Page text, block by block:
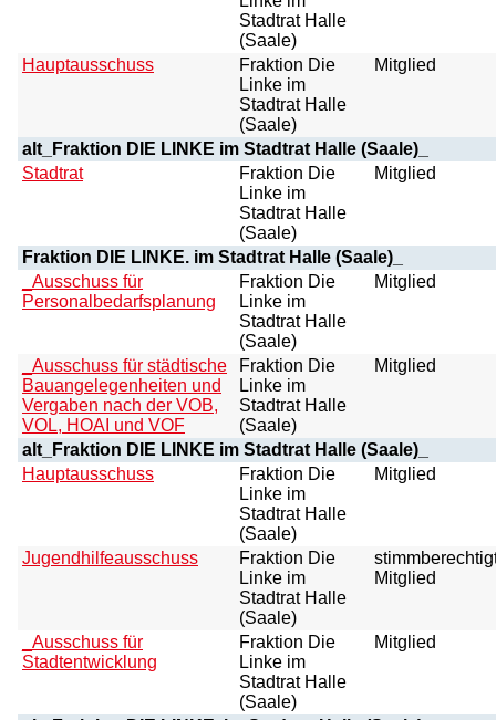
Stadtrat Halle
(Saale)
Hauptausschuss
Fraktion Die
Linke im
Stadtrat Halle
(Saale)
Mitglied
alt_Fraktion DIE LINKE im Stadtrat Halle (Saale)_
Stadtrat
Fraktion Die
Linke im
Stadtrat Halle
(Saale)
Mitglied
Fraktion DIE LINKE. im Stadtrat Halle (Saale)_
_Ausschuss für
Personalbedarfsplanung
Fraktion Die
Linke im
Stadtrat Halle
(Saale)
Mitglied
_Ausschuss für städtische
Bauangelegenheiten und
Vergaben nach der VOB,
VOL, HOAI und VOF
Fraktion Die
Linke im
Stadtrat Halle
(Saale)
Mitglied
alt_Fraktion DIE LINKE im Stadtrat Halle (Saale)_
Hauptausschuss
Fraktion Die
Linke im
Stadtrat Halle
(Saale)
Mitglied
Jugendhilfeausschuss
Fraktion Die
Linke im
Stadtrat Halle
(Saale)
Mitglied
_Ausschuss für
Stadtentwicklung
Fraktion Die
Linke im
Stadtrat Halle
(Saale)
Mitglied